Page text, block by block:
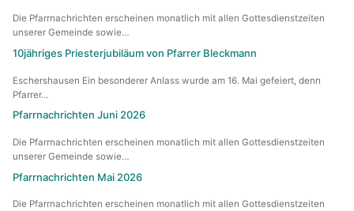
Die Pfarrnachrichten erscheinen monatlich mit allen Gottesdienstzeiten
unserer Gemeinde sowie…
10jähriges Priesterjubiläum von Pfarrer Bleckmann
Eschershausen Ein besonderer Anlass wurde am 16. Mai gefeiert, denn
Pfarrer…
Pfarrnachrichten Juni 2026
Die Pfarrnachrichten erscheinen monatlich mit allen Gottesdienstzeiten
unserer Gemeinde sowie…
Pfarrnachrichten Mai 2026
Die Pfarrnachrichten erscheinen monatlich mit allen Gottesdienstzeiten